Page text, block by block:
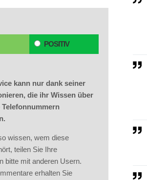
POSITIV
kann nur dank seiner
die ihr Wissen über
Telefonnummern
wissen, wem diese
teilen Sie Ihre
bitte mit anderen Usern.
erhalten Sie